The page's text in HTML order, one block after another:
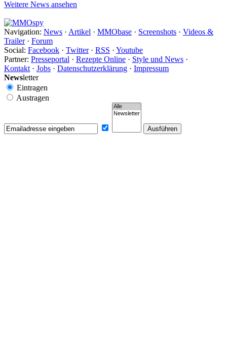
Weitere News ansehen
Navigation: News · Artikel · MMObase · Screenshots · Videos &
Trailer· Forum
Social: Facebook · Twitter· RSS · Youtube
Partner: Presseportal · Rezepte Online · Style und News ·
Kontakt · Jobs · Datenschutzerklärung · Impressum
Newsletter
Eintragen
Austragen